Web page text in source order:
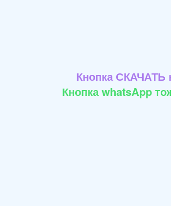
Кнопка СКАЧАТЬ
Кнопка whatsApp